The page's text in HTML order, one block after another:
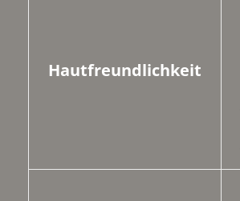
Hautfreundlichkeit